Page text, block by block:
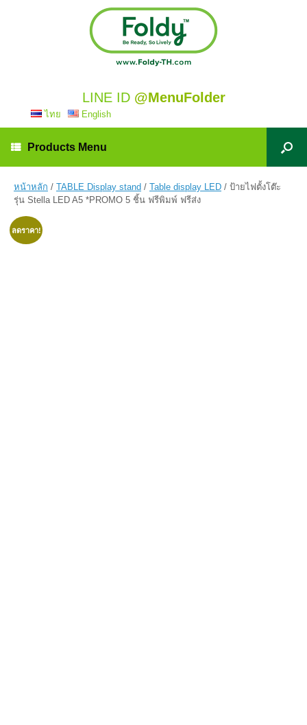
LINE ID @MenuFolder
ไทย English
Products Menu
หน้าหลัก / TABLE Display stand / Table display LED / ป้ายไฟตั้งโต๊ะ
รุ่น Stella LED A5 *PROMO 5 ชิ้น ฟรีพิมพ์ ฟรีส่ง
ลดราคา!